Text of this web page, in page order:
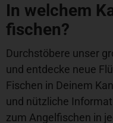
In welchem
fischen?
Durchstöbere unser
und entdecke neue
Fischen in Deinem
und nützliche
zum Angelfischen in